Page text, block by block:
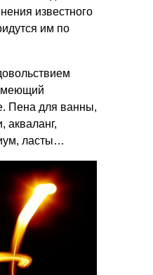
известного
им по
Пена для ванны,
акваланг,
ласты…